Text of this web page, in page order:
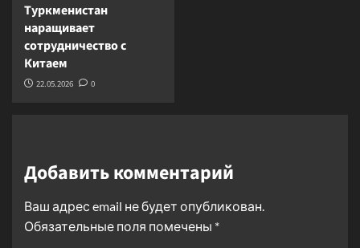
Туркменистан
наращивает
сотрудничество с
Китаем
22.05.2026 0
Добавить комментарий
Ваш адрес email не будет опубликован.
Обязательные поля помечены *